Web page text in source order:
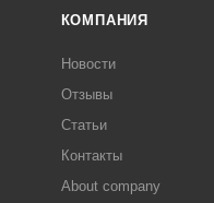
КОМПАНИЯ
Новости
Отзывы
Статьи
Контакты
About company